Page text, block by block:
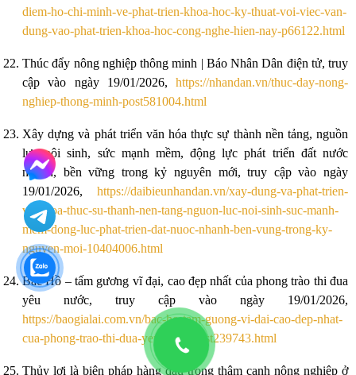
diem-ho-chi-minh-ve-phat-trien-khoa-hoc-ky-thuat-voi-viec-van-
dung-vao-phat-trien-khoa-hoc-cong-nghe-hien-nay-p66122.html
Thúc đẩy nông nghiệp thông minh | Báo Nhân Dân điện tử, truy
cập vào ngày 19/01/2026, https://nhandan.vn/thuc-day-nong-
nghiep-thong-minh-post581004.html
Xây dựng và phát triển văn hóa thực sự thành nền tảng, nguồn
lực nội sinh, sức mạnh mềm, động lực phát triển đất nước
nhanh, bền vững trong kỷ nguyên mới, truy cập vào ngày
19/01/2026, https://daibieunhandan.vn/xay-dung-va-phat-trien-
van-hoa-thuc-su-thanh-nen-tang-nguon-luc-noi-sinh-suc-manh-
mem-dong-luc-phat-trien-dat-nuoc-nhanh-ben-vung-trong-ky-
nguyen-moi-10404006.html
Bác Hồ – tấm gương vĩ đại, cao đẹp nhất của phong trào thi đua
yêu nước, truy cập vào ngày 19/01/2026,
https://baogialai.com.vn/bac-ho-tam-guong-vi-dai-cao-dep-nhat-
cua-phong-trao-thi-dua-yeu-nuoc-post239743.html
Thủy lợi là biện pháp hàng đầu trong thâm canh nông nghiệp ở